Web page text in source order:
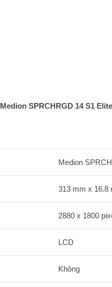
Medion SPRCHRGD 14 S1
Medion
313 mm x 16.8
2880 x 1800
LCD
Không